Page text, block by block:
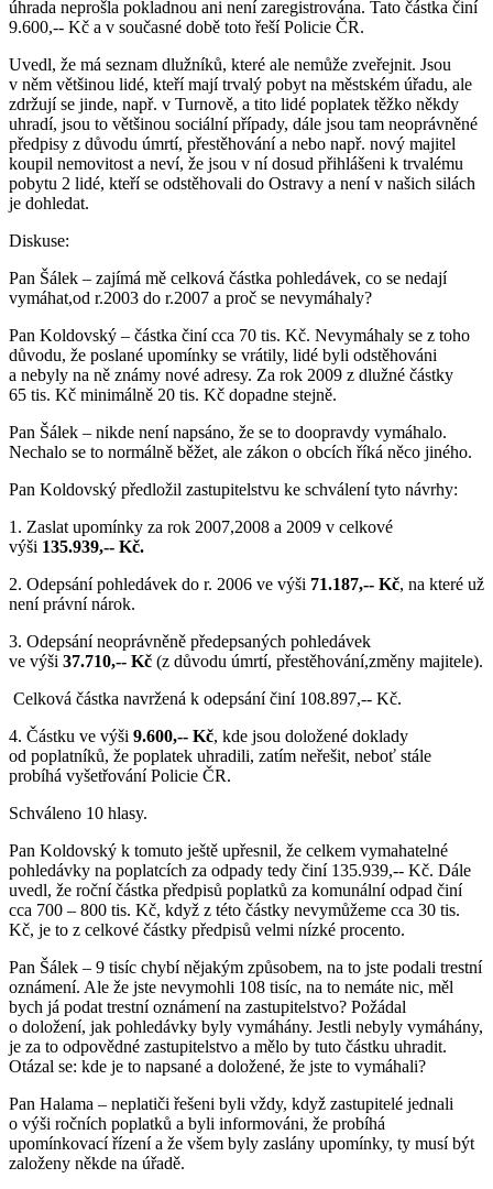
úhrada neprošla pokladnou ani není zaregistrována. Tato částka činí
9.600,-- Kč a v současné době toto řeší Policie ČR.
Uvedl, že má seznam dlužníků, které ale nemůže zveřejnit. Jsou
v něm většinou lidé, kteří mají trvalý pobyt na městském úřadu, ale
zdržují se jinde, např. v Turnově, a tito lidé poplatek těžko někdy
uhradí, jsou to většinou sociální případy, dále jsou tam neoprávněné
předpisy z důvodu úmrtí, přestěhování a nebo např. nový majitel
koupil nemovitost a neví, že jsou v ní dosud přihlášeni k trvalému
pobytu 2 lidé, kteří se odstěhovali do Ostravy a není v našich silách
je dohledat.
Diskuse:
Pan Šálek – zajímá mě celková částka pohledávek, co se nedají
vymáhat,od r.2003 do r.2007 a proč se nevymáhaly?
Pan Koldovský – částka činí cca 70 tis. Kč. Nevymáhaly se z toho
důvodu, že poslané upomínky se vrátily, lidé byli odstěhováni
a nebyly na ně známy nové adresy. Za rok 2009 z dlužné částky
65 tis. Kč minimálně 20 tis. Kč dopadne stejně.
Pan Šálek – nikde není napsáno, že se to doopravdy vymáhalo.
Nechalo se to normálně běžet, ale zákon o obcích říká něco jiného.
Pan Koldovský předložil zastupitelstvu ke schválení tyto návrhy:
1. Zaslat upomínky za rok 2007,2008 a 2009 v celkové
výši 135.939,-- Kč.
2. Odepsání pohledávek do r. 2006 ve výši 71.187,-- Kč, na které už
není právní nárok.
3. Odepsání neoprávněně předepsaných pohledávek
ve výši 37.710,-- Kč (z důvodu úmrtí, přestěhování,změny majitele).
Celková částka navržená k odepsání činí 108.897,-- Kč.
4. Částku ve výši 9.600,-- Kč, kde jsou doložené doklady
od poplatníků, že poplatek uhradili, zatím neřešit, neboť stále
probíhá vyšetřování Policie ČR.
Schváleno 10 hlasy.
Pan Koldovský k tomuto ještě upřesnil, že celkem vymahatelné
pohledávky na poplatcích za odpady tedy činí 135.939,-- Kč. Dále
uvedl, že roční částka předpisů poplatků za komunální odpad činí
cca 700 – 800 tis. Kč, když z této částky nevymůžeme cca 30 tis.
Kč, je to z celkové částky předpisů velmi nízké procento.
Pan Šálek – 9 tisíc chybí nějakým způsobem, na to jste podali trestní
oznámení. Ale že jste nevymohli 108 tisíc, na to nemáte nic, měl
bych já podat trestní oznámení na zastupitelstvo? Požádal
o doložení, jak pohledávky byly vymáhány. Jestli nebyly vymáhány,
je za to odpovědné zastupitelstvo a mělo by tuto částku uhradit.
Otázal se: kde je to napsané a doložené, že jste to vymáhali?
Pan Halama – neplatiči řešeni byli vždy, když zastupitelé jednali
o výši ročních poplatků a byli informováni, že probíhá
upomínkovací řízení a že všem byly zaslány upomínky, ty musí být
založeny někde na úřadě.